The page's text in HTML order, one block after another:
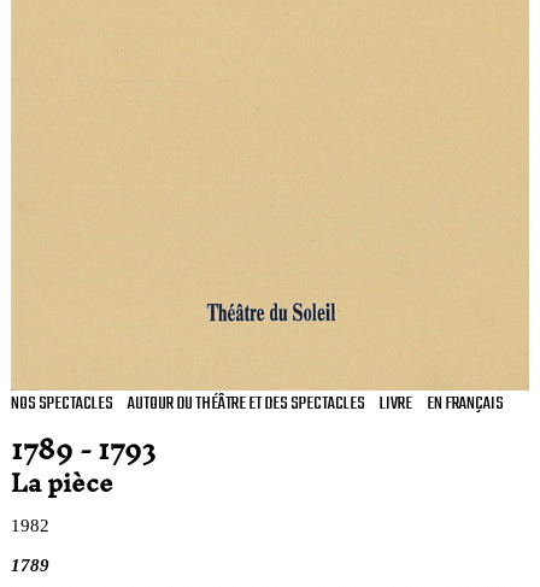
NOS SPECTACLES AUTOUR DU THÉÂTRE ET DES SPECTACLES LIVRE EN FRANÇAIS
1789 - 1793
La pièce
1982
1789